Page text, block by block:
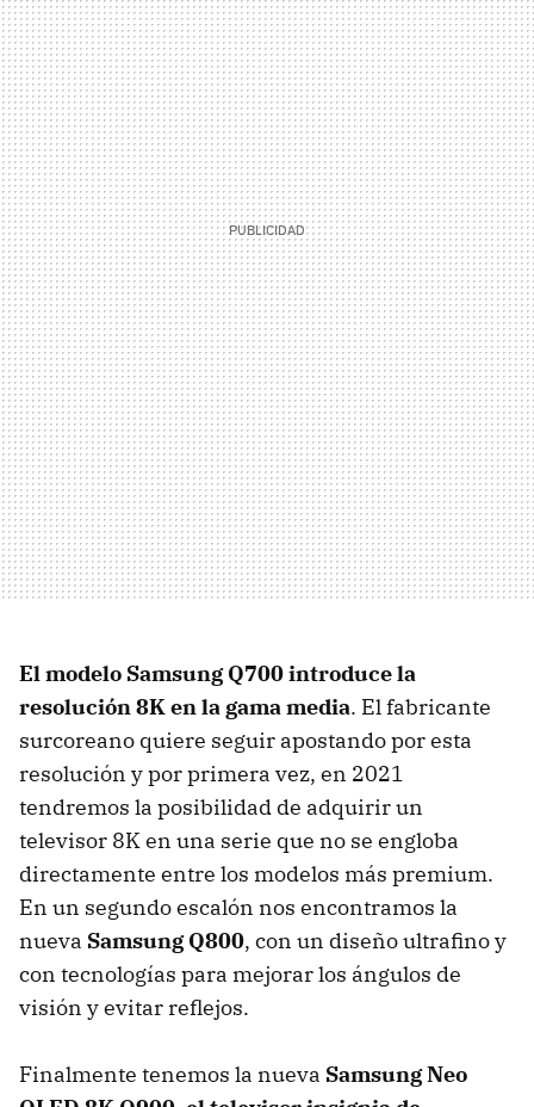
El modelo Samsung Q700 introduce la
resolución 8K en la gama media. El fabricante
surcoreano quiere seguir apostando por esta
resolución y por primera vez, en 2021
tendremos la posibilidad de adquirir un
televisor 8K en una serie que no se engloba
directamente entre los modelos más premium.
En un segundo escalón nos encontramos la
nueva Samsung Q800, con un diseño ultrafino y
con tecnologías para mejorar los ángulos de
visión y evitar reflejos.
Finalmente tenemos la nueva Samsung Neo